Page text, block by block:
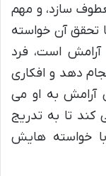
سازد، و مهم
تحقق آن خواسته
است، فرد
دهد و افکاری
آرامش به او می
تا به تدریج
با خواسته هایش